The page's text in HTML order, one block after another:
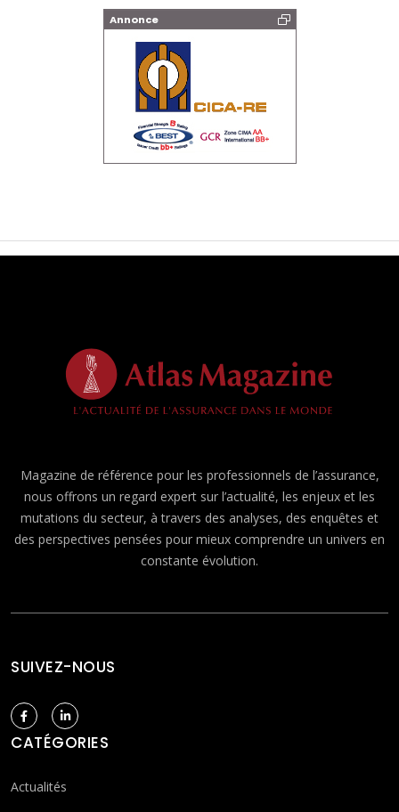
Annonce
Magazine de référence pour les professionnels de l’assurance,
nous offrons un regard expert sur l’actualité, les enjeux et les
mutations du secteur, à travers des analyses, des enquêtes et
des perspectives pensées pour mieux comprendre un univers en
constante évolution.
SUIVEZ-NOUS
CATÉGORIES
Actualités